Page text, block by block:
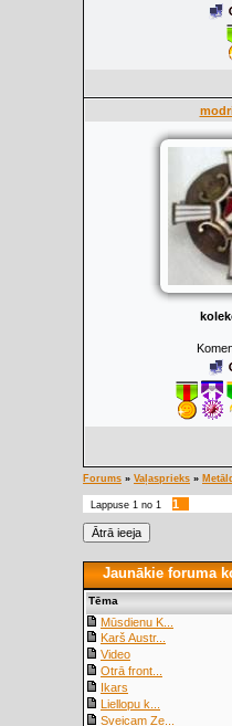
Forums » Vaļasprieks »
Lappuse 1 no 1
1
Jaunākie foruma
Tēma
Mūsdienu K...
Karš Austr...
Video
Otrā front...
Ikars
Liellopu k...
Sveicam Ze...